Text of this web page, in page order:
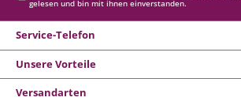
gelesen und bin mit ihnen einverstanden.
Service-Telefon
Unsere Vorteile
Versandarten